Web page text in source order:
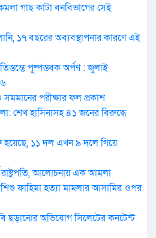
গাছ কাটা বনবিভাগের সেই
১৭ বছরের অব্যবস্থাপনার কারণে এই
পুষ্পস্তবক অর্পণ : জুলাই
পরীক্ষার ফল প্রকাশ
শেখ হাসিনাসহ ৪১ জনের বিরুদ্ধে
১১ দল এখন ৯ দলে গিয়ে
আলোচনায় এক আমলা
ফাহিমা হত্যা মামলার আসামির ওপর
ছড়ানোর অভিযোগ সিলেটের কনটেন্ট